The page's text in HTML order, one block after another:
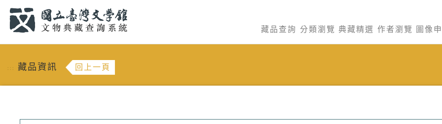
藏品查詢 分類瀏覽 典藏精選 作者瀏覽 圖像
::: 藏品資訊 回上一頁